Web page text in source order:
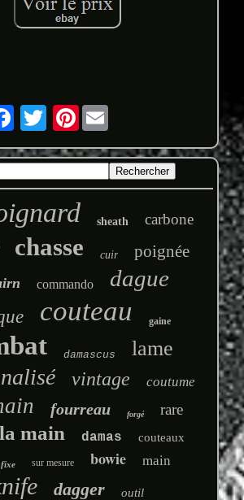
Pinterest
sheath carbone
chasse cuir poignée
commando dague
couteau gaine
damascus lame
vintage coutume
fourreau forgé rare
main damas couteaux
fixe sur mesure bowie main
dagger outil